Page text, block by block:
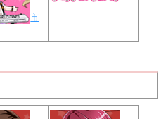
市